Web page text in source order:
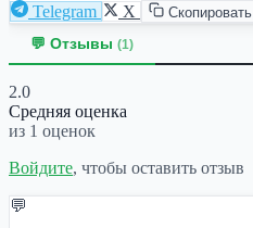
Telegram
X Скопировать
💬 Отзывы (1)
2.0
Средняя оценка
из 1 оценок
Войдите, чтобы оставить отзыв
💬